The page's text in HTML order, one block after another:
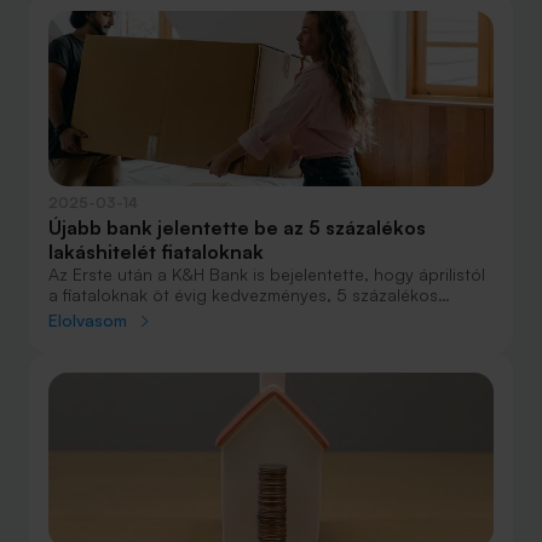
Újabb bank jelentette be az 5 százalékos
lakáshitelét fiataloknak
Az Erste után a K&H Bank is bejelentette, hogy áprilistól
a fiataloknak öt évig kedvezményes, 5 százalékos
kamatú lakáshitelt kínál. A szigorú feltételek miatt
Elolvasom